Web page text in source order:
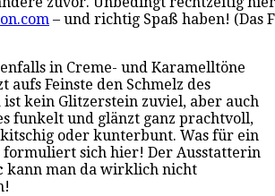
– und richtig Spaß haben! (Das
in Creme- und Karamelltöne
aufs Feinste den Schmelz des
ist kein Glitzerstein zuviel, aber auch
funkelt und glänzt ganz prachtvoll,
oder kunterbunt. Was für ein
formuliert sich hier! Der Ausstatterin
kann man da wirklich nicht